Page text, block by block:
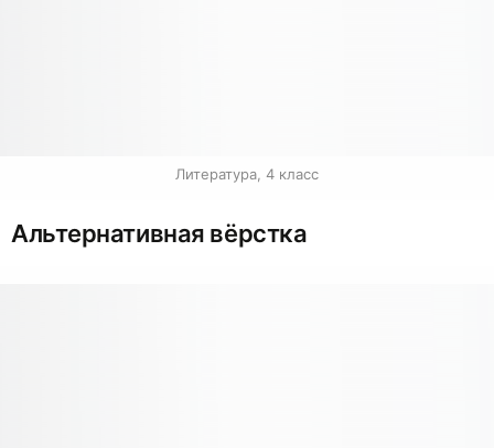
Литература, 4 класс
Альтернативная вёрстка